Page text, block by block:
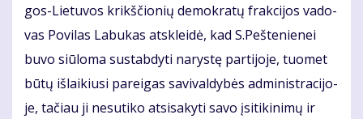
gos-Lie­tu­vos krikš­čio­nių de­mok­ra­tų frak­ci­jos va­do­
vas Po­vi­las La­bu­kas at­sklei­dė, kad S.Peš­te­nie­nei
bu­vo siū­lo­ma su­stab­dy­ti na­rys­tę par­ti­jo­je, tuo­met
bū­tų iš­lai­kiu­si pa­rei­gas sa­vi­val­dy­bės ad­mi­nist­ra­ci­jo­
je, ta­čiau ji ne­su­ti­ko at­si­sa­ky­ti sa­vo įsi­ti­ki­ni­mų ir